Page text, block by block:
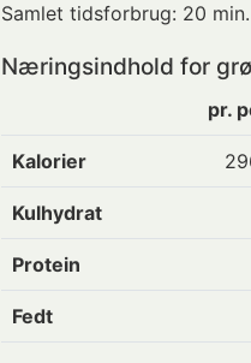
Samlet tidsforbrug: 20 min.
Næringsindhold for
pr.
Kalorier
Kulhydrat
Protein
Fedt